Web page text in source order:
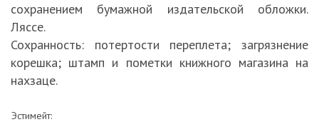
сохранением бумажной издательской обложки.
Ляссе.
Сохранность: потертости переплета; загрязнение
корешка; штамп и пометки книжного магазина на
нахзаце.
Эстимейт: